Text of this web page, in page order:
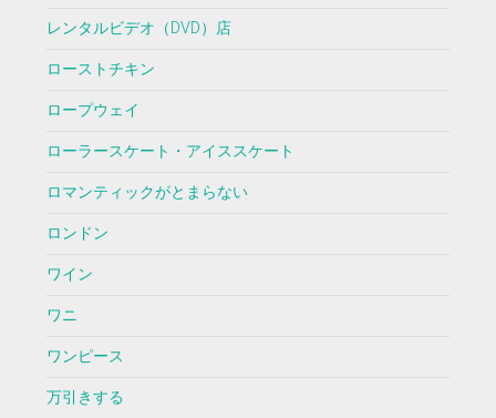
レンタルビデオ（DVD）店
ローストチキン
ロープウェイ
ローラースケート・アイススケート
ロマンティックがとまらない
ロンドン
ワイン
ワニ
ワンピース
万引きする